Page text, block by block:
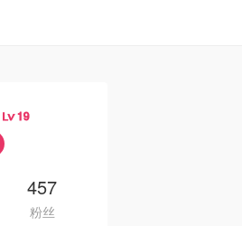
🇮🇹
19
457
粉丝